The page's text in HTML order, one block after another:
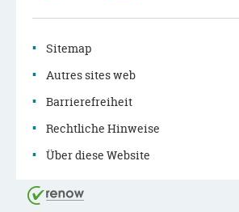
Sitemap
Autres sites web
Barrierefreiheit
Rechtliche Hinweise
Über diese Website